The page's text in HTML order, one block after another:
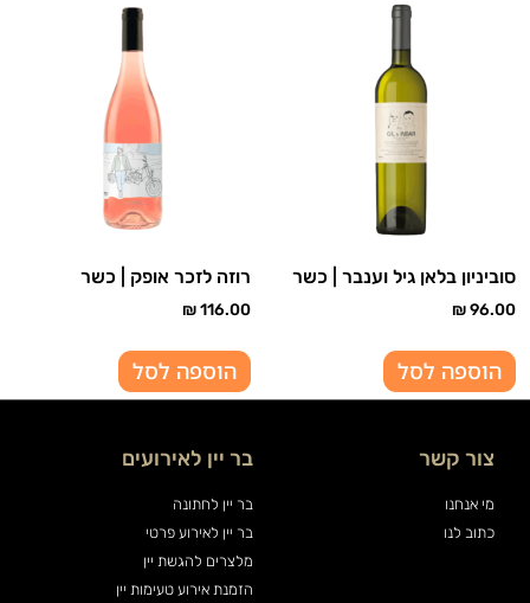
סוביניון בלאן גיל וענבר | כשר
₪96.00
הוספה לסל
רוזה לזכר אופק | כשר
₪116.00
הוספה לסל
צור קשר
מי אנחנו
כתוב לנו
בר יין לאירועים
בר יין לחתונה
בר יין לאירוע פרטי
מלצרים להגשת יין
הזמנת אירוע טעימות יין